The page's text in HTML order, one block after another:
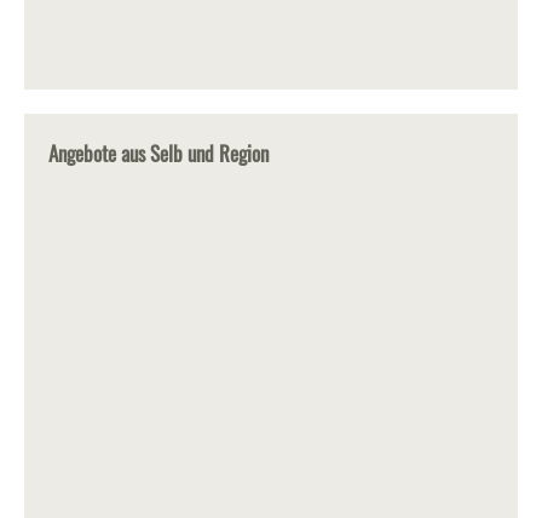
Angebote aus Selb und Region